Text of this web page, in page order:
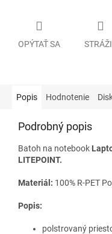
OPÝTAŤ SA
Popis Hodnotenie
Podrobný popis
Batoh na notebook
LITEPOINT.
Materiál: 100% R-PET
Popis:
polstrovaný